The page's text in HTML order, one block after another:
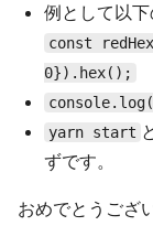
例として以
const
0}).hex();
yarn start
ずです。
おめでとうござ